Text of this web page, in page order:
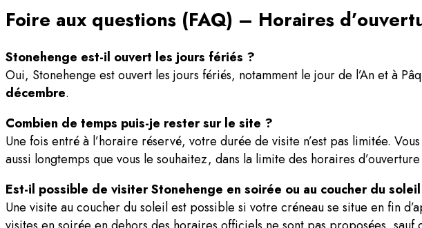
Foire aux questions (FAQ) – Horaires
Stonehenge est-il ouvert les jours fériés ?
Oui, Stonehenge est ouvert les jours fériés, notamment le jour de l’An et à
décembre.
Combien de temps puis-je rester sur le site ?
Une fois entré à l’horaire réservé, votre durée de visite n’est pas limitée.
aussi longtemps que vous le souhaitez, dans la limite des horaires
Est-il possible de visiter Stonehenge en soirée ou au coucher du
Une visite au coucher du soleil est possible si votre créneau se situe en fin